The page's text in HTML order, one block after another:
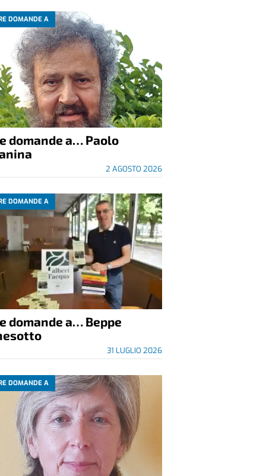
DOMANDE A
domande a… Paolo
2 AGOSTO 2026
DOMANDE A
domande a… Beppe
31 LUGLIO 2026
DOMANDE A